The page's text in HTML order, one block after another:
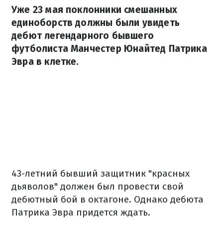
Уже 23 мая поклонники смешанных
единоборств должны были увидеть
дебют легендарного бывшего
футболиста Манчестер Юнайтед Патрика
Эвра в клетке.
43-летний бывший защитник "красных
дьяволов" должен был провести свой
дебютный бой в октагоне. Однако дебюта
Патрика Эвра придется ждать.